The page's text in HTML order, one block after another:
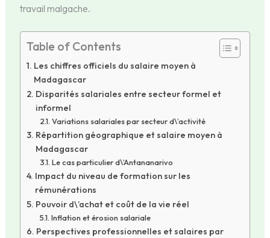
travail malgache.
Table of Contents
Les chiffres officiels du salaire moyen à
Madagascar
Disparités salariales entre secteur formel et
informel
Variations salariales par secteur d\’activité
Répartition géographique et salaire moyen à
Madagascar
Le cas particulier d\’Antananarivo
Impact du niveau de formation sur les
rémunérations
Pouvoir d\’achat et coût de la vie réel
Inflation et érosion salariale
Perspectives professionnelles et salaires par